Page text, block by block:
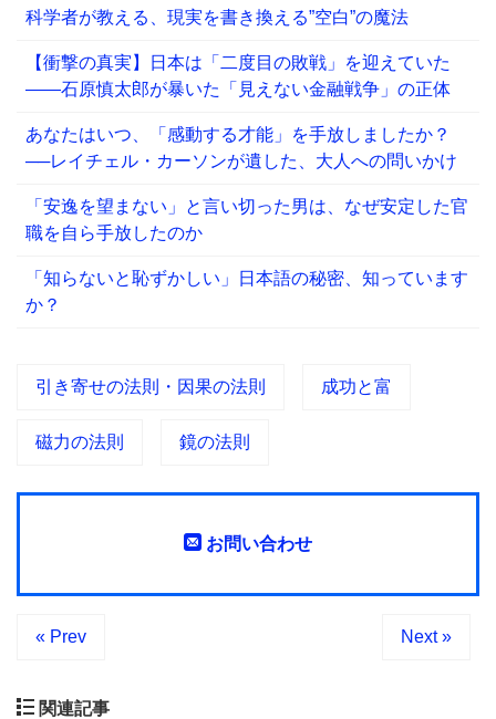
科学者が教える、現実を書き換える”空白”の魔法
【衝撃の真実】日本は「二度目の敗戦」を迎えていた
――石原慎太郎が暴いた「見えない金融戦争」の正体
あなたはいつ、「感動する才能」を手放しましたか？
──レイチェル・カーソンが遺した、大人への問いかけ
「安逸を望まない」と言い切った男は、なぜ安定した官
職を自ら手放したのか
「知らないと恥ずかしい」日本語の秘密、知っています
か？
引き寄せの法則・因果の法則 成功と富
磁力の法則 鏡の法則
お問い合わせ
« Prev Next »
関連記事